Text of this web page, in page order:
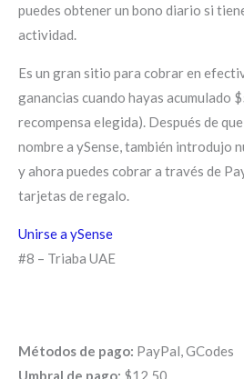
puedes obtener un bono diario si
actividad.
Es un gran sitio para cobrar en
ganancias cuando hayas acumulado
recompensa elegida). Después de
nombre a ySense, también introdujo
y ahora puedes cobrar a través de
tarjetas de regalo.
Unirse a ySense
#8 – Triaba UAE
Métodos de pago: PayPal, GCodes
Umbral de pago: $12.50